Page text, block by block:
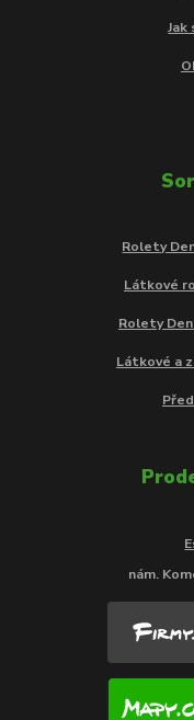
Jak
Rolety
Látkové
Rolety
Látkové a
nám.